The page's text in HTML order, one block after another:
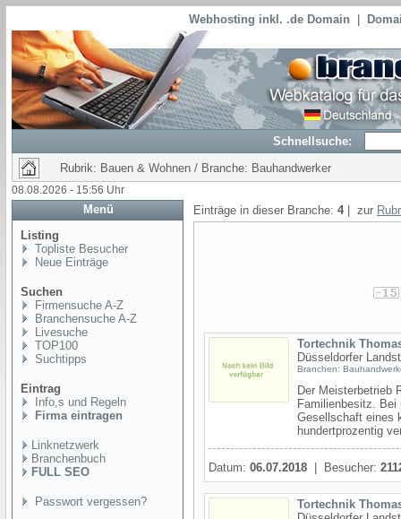
Webhosting inkl. .de Domain
Schnellsuche:
Rubrik: Bauen & Wohnen / Branche: Bauhandwerker
08.08.2026 - 15:56 Uhr
Menü
Listing
Topliste Besucher
Neue Einträge
Suchen
Firmensuche A-Z
Branchensuche A-Z
Livesuche
TOP100
Suchtipps
Eintrag
Info,s und Regeln
Firma eintragen
Linknetzwerk
Branchenbuch
FULL SEO
Passwort vergessen?
Einträge in dieser Branche: 4| zur
Tortechnik
Düsseldorfer
Branchen:
Der Meisterbetrieb
Familienbesitz. Bei
Gesellschaft eines
hundertprozentig
Datum: 06.07.2018 | Besucher:
Tortechnik